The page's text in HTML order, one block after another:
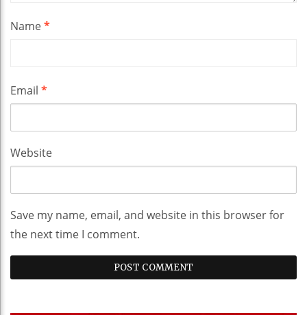
Name*
Email *
Website
Save my name, email, and website in this browser for
the next time I comment.